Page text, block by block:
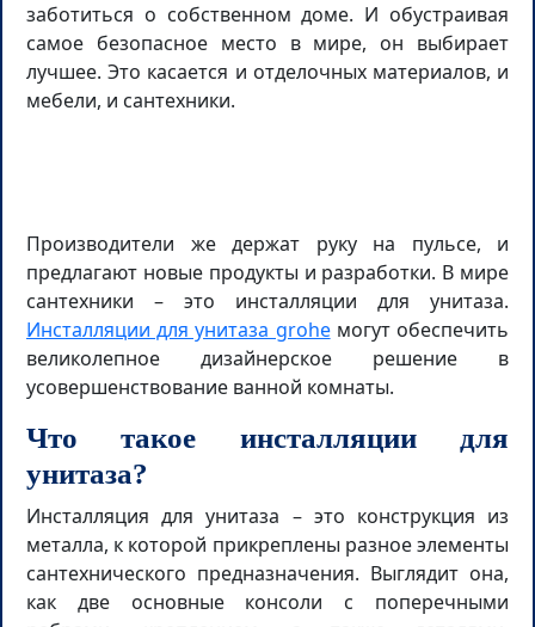
заботиться о собственном доме. И обустраивая
самое безопасное место в мире, он выбирает
лучшее. Это касается и отделочных материалов, и
мебели, и сантехники.
Производители же держат руку на пульсе, и
предлагают новые продукты и разработки. В мире
сантехники – это инсталляции для унитаза.
Инсталляции для унитаза groheмогут обеспечить
великолепное дизайнерское решение в
усовершенствование ванной комнаты.
Что такое инсталляции для
унитаза?
Инсталляция для унитаза – это конструкция из
металла, к которой прикреплены разное элементы
сантехнического предназначения. Выглядит она,
как две основные консоли с поперечными